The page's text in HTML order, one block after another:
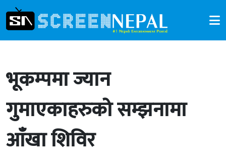
भूकम्पमा ज्यान
गुमाएकाहरुको सम्झनामा
आँखा शिविर